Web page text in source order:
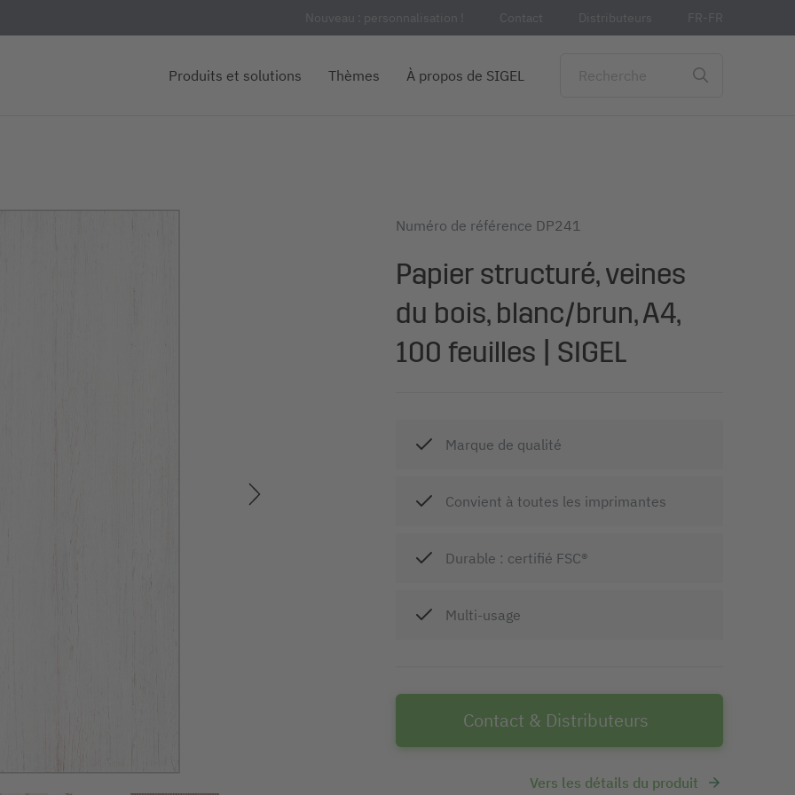
Nouveau : personnalisation ! Contact Distributeurs FR-FR
Produits et solutions Thèmes À propos de SIGEL
Numéro de référence DP241
Papier structuré, veines
du bois, blanc/brun, A4,
100 feuilles | SIGEL
Marque de qualité
Convient à toutes les imprimantes
Durable : certifié FSC®
Multi-usage
Contact & Distributeurs
Vers les détails du produit